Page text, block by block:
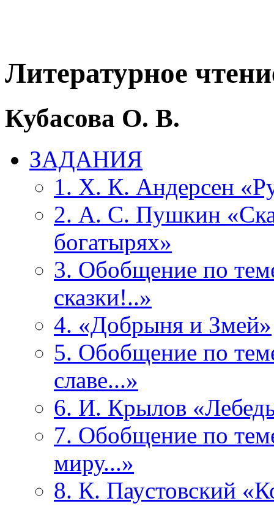
Литературное
Кубасова О. В.
ЗАДАНИЯ
1. X. К. Андерсен
2. А. С. Пушкин
богатырях»
3. Обобщение по
сказки!..»
4. «Добрыня и Змей»
5. Обобщение по
славе...»
6. И. Крылов
7. Обобщение по
миру...»
8. К. Паустовский